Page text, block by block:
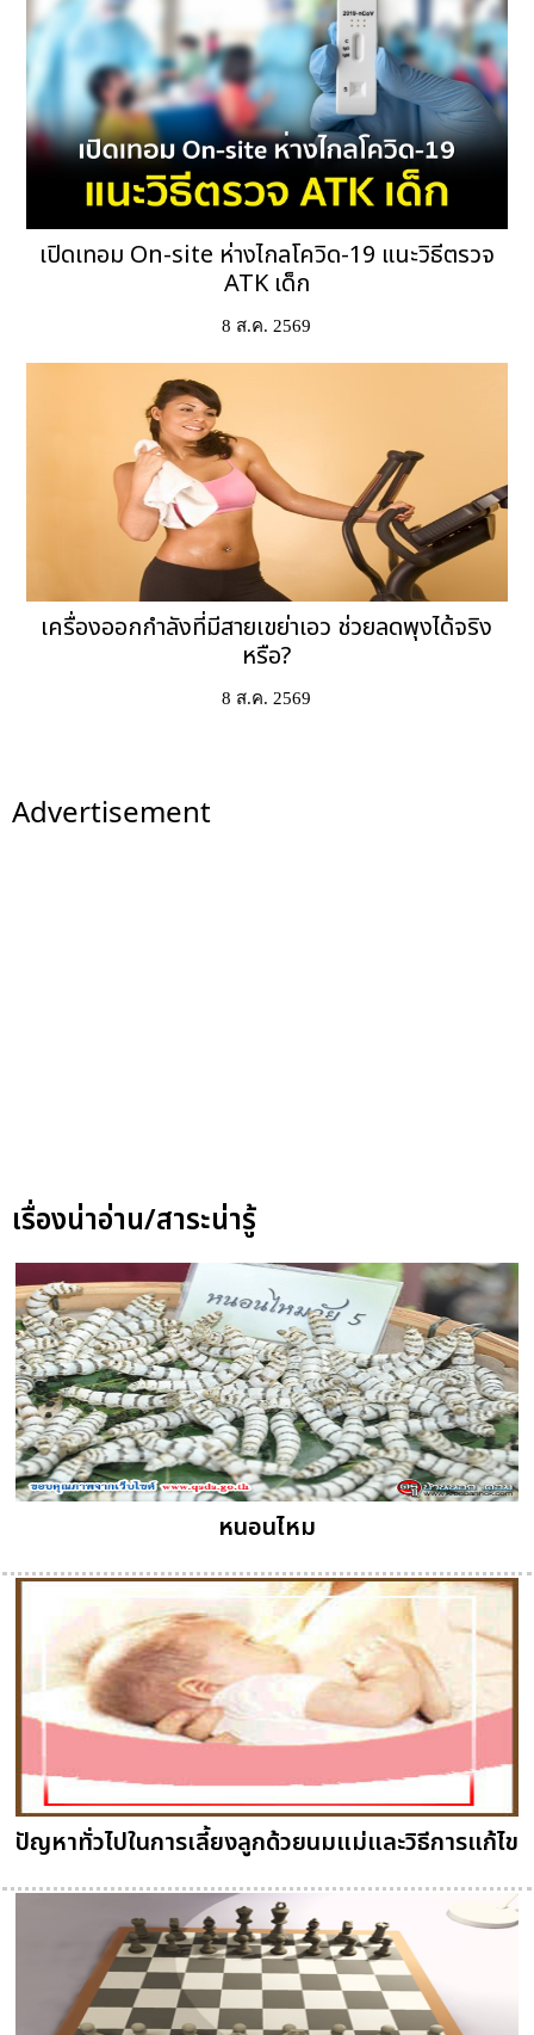
เปิดเทอม On-site ห่างไกลโควิด-19 แนะวิธีตรวจ
ATK เด็ก
8 ส.ค. 2569
เครื่องออกกำลังที่มีสายเขย่าเอว ช่วยลดพุงได้จริง
หรือ?
8 ส.ค. 2569
Advertisement
เรื่องน่าอ่าน/สาระน่ารู้
หนอนไหม
ปัญหาทั่วไปในการเลี้ยงลูกด้วยนมแม่และวิธีการแก้ไข